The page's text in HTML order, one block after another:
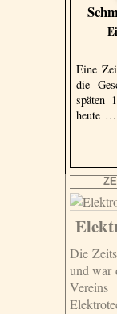
Eine
die
späten
heute …
Die
und war
Vereins